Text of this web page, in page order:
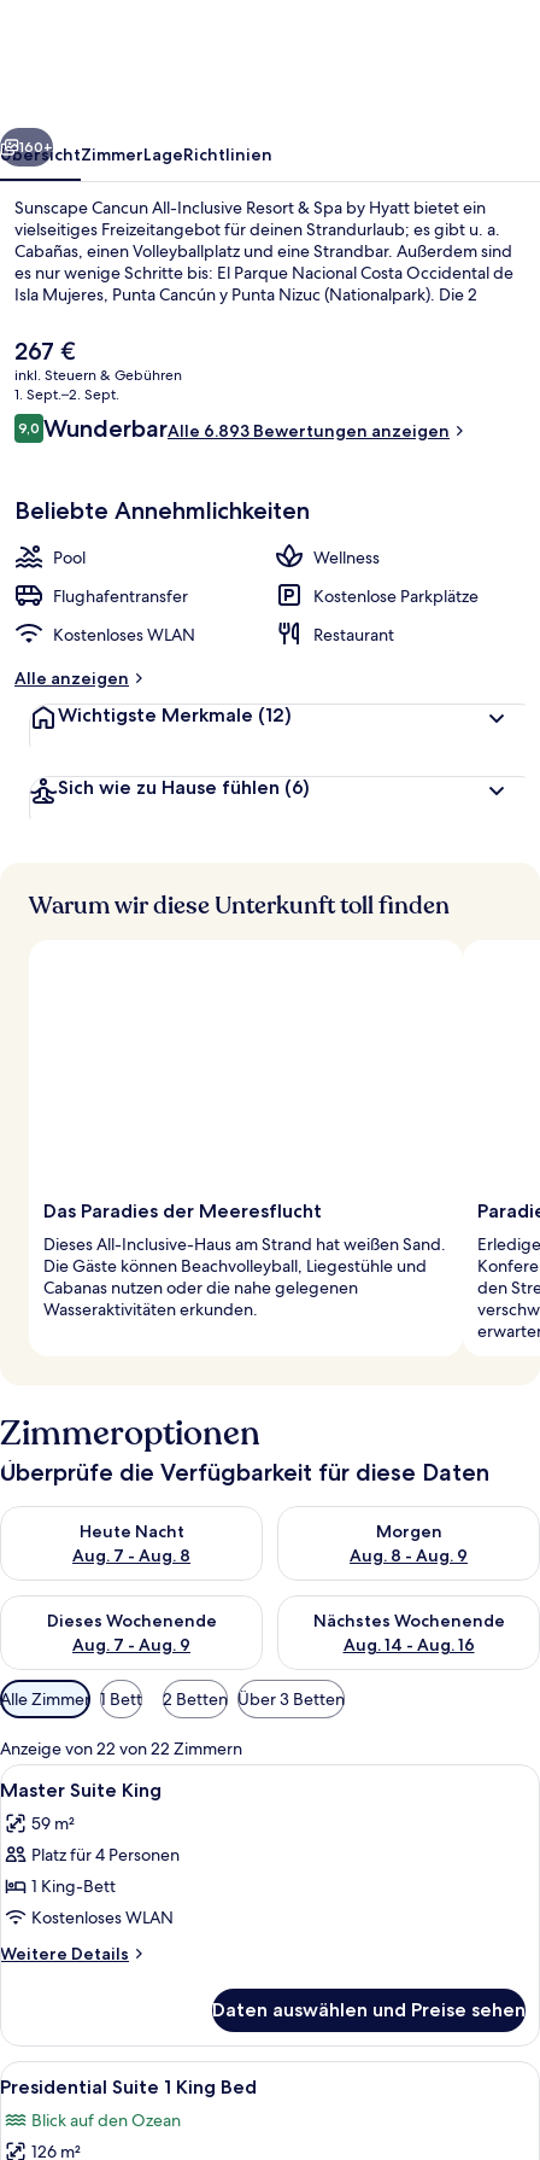
Spa
by
Hyatt
Weiter
160+
ÜbersichtZimmerLageRichtlinien
Sunscape Cancun All-Inclusive Resort & Spa by Hyatt bietet ein
vielseitiges Freizeitangebot für deinen Strandurlaub; es gibt u. a.
Cabañas, einen Volleyballplatz und eine Strandbar. Außerdem sind
es nur wenige Schritte bis: El Parque Nacional Costa Occidental de
Isla Mujeres, Punta Cancún y Punta Nizuc (Nationalpark). Die 2
Wasserspaß pur. Wenn dir eher der Sinn nach Entspannung steht,
kannst du dich im Wellnessbereich mit Tiefengewebe-Massagen,
Hydrotherapie und Reflexologie verwöhnen lassen. Casa de Rosa ist
auf mexikanische Küche spezialisiert und eines von insgesamt 10
Restaurants und 3 Bars/Lounges. Als weitere Highlights bietet diese
Unterkunft mit All-inclusive-Leistungen einen Nachtclub, einen
Reisenden.
Der
aktuelle
Preis
beträgt
267 €.
267 €
inkl. Steuern & Gebühren
1. Sept.–2. Sept.
Bewertungen
9,09,0 von 10.
WunderbarAlle 6.893 Bewertungen anzeigen
Beliebte Annehmlichkeiten
Pool
Wellness
Flughafentransfer
Kostenlose Parkplätze
Kostenloses WLAN
Restaurant
Alle anzeigen
Wichtigste Merkmale (12)
Sich wie zu Hause fühlen (6)
Warum wir diese Unterkunft toll finden
Das Paradies der Meeresflucht
Dieses All-Inclusive-Haus am Strand hat weißen Sand.
Die Gäste können Beachvolleyball, Liegestühle und
Cabanas nutzen oder die nahe gelegenen
Wasseraktivitäten erkunden.
den
Zimmeroptionen
Überprüfe die Verfügbarkeit für diese Daten
Heute Nacht
Aug. 7 - Aug. 8
Überprüfe die Verfügbarkeit für heute Nacht, Aug. 7 - Aug. 8.
Morgen
Aug. 8 - Aug. 9
Überprüfe die Verfügbarkeit
Dieses Wochenende
Aug. 7 - Aug. 9
Überprüfe die Verfügbarkeit für dieses Wochenende, Aug. 7
Nächstes Wochenende
Aug. 14 - Aug. 16
Überprüfe die Verfügbarkeit
Verfügbare
Filter
für
Zimmer
Alle Zimmer 1 Bett 2 Betten Über 3 Betten
Anzeige von 22 von 22 Zimmern
Alle
Fotos
für
Master
Suite
King
anzeigen
Ein modernes Hotelzimmer mit
4
Master Suite King
59 m²
Platz für 4 Personen
1 King-Bett
Kostenloses WLAN
Weitere Details
Weitere
Suite
King
Daten auswählen und Preise sehen
Alle
Fotos
für
Ein geräumiges Hotelzimmer mit
4
Presidential Suite 1 King Bed
Blick auf den Ozean
126 m²